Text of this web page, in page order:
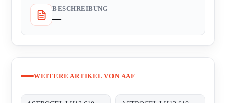
BESCHREIBUNG
—
WEITERE ARTIKEL VON AAF